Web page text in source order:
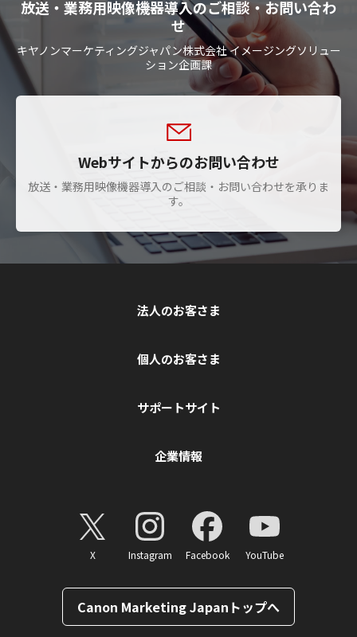
放送・業務用映像機器導入のご相談・お問い合わ
せ
キヤノンマーケティングジャパン株式会社 イメージングソリュー
ション企画課
Webサイトからのお問い合わせ
放送・業務用映像機器導入のご相談・お問い合わせを承りま
す。
法人のお客さま
個人のお客さま
サポートサイト
企業情報
X Instagram Facebook YouTube
Canon Marketing Japanトップへ